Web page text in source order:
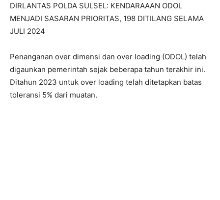
DIRLANTAS POLDA SULSEL: KENDARAAAN ODOL
MENJADI SASARAN PRIORITAS, 198 DITILANG SELAMA
JULI 2024
Penanganan over dimensi dan over loading (ODOL) telah
digaunkan pemerintah sejak beberapa tahun terakhir ini.
Ditahun 2023 untuk over loading telah ditetapkan batas
toleransi 5% dari muatan.